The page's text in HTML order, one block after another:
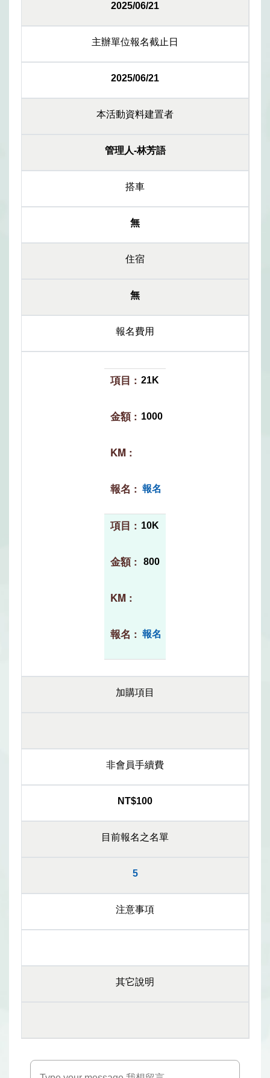
2025/06/21
主辦單位報名截止日
2025/06/21
本活動資料建置者
管理人-林芳語
搭車
無
住宿
無
報名費用
21K
1000
報名
10K
800
報名
加購項目
非會員手續費
NT$100
目前報名之名單
5
注意事項
其它說明